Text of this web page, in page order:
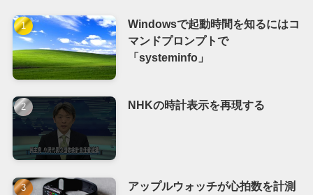
Windowsで起動時間を知るにはコ
マンドプロンプトで
「systeminfo」
NHKの時計表示を再現する
アップルウォッチが心拍数を計測